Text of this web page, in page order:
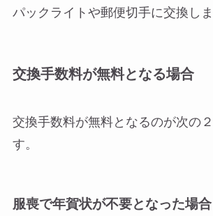
パックライトや郵便切手に交換しま
交換手数料が無料となる場合
交換手数料が無料となるのが次の
す。
服喪で年賀状が不要となった場合